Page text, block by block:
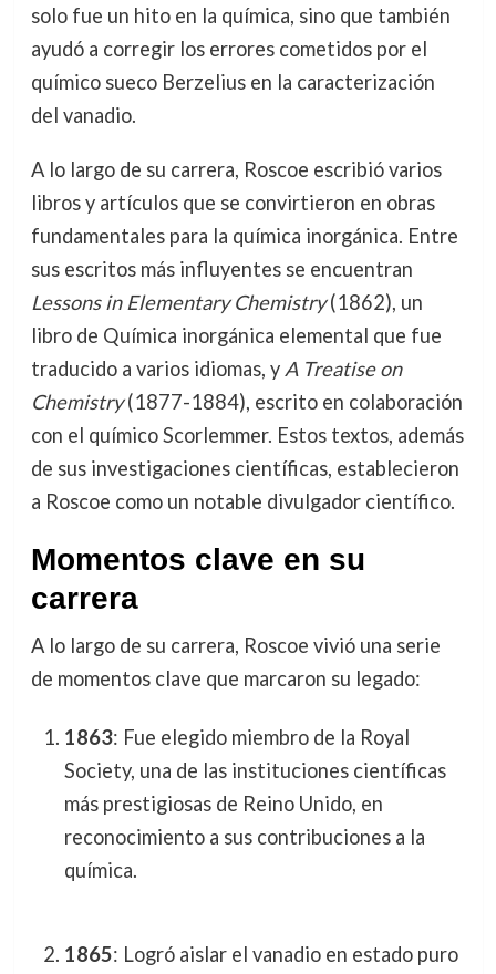
solo fue un hito en la química, sino que también
ayudó a corregir los errores cometidos por el
químico sueco Berzelius en la caracterización
del vanadio.
A lo largo de su carrera, Roscoe escribió varios
libros y artículos que se convirtieron en obras
fundamentales para la química inorgánica. Entre
sus escritos más influyentes se encuentran
Lessons in Elementary Chemistry(1862), un
libro de Química inorgánica elemental que fue
traducido a varios idiomas, y A Treatise on
Chemistry(1877-1884), escrito en colaboración
con el químico Scorlemmer. Estos textos, además
de sus investigaciones científicas, establecieron
a Roscoe como un notable divulgador científico.
Momentos clave en su
carrera
A lo largo de su carrera, Roscoe vivió una serie
de momentos clave que marcaron su legado:
1863: Fue elegido miembro de la Royal
Society, una de las instituciones científicas
más prestigiosas de Reino Unido, en
reconocimiento a sus contribuciones a la
química.
1865: Logró aislar el vanadio en estado puro